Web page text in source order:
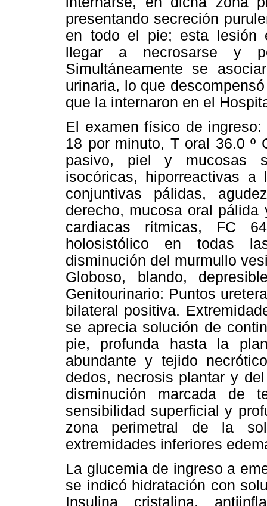
presentando secreción
en todo el pie; esta lesión
llegar a necrosarse y
Simultáneamente se
urinaria, lo que
que la internaron en el
El examen físico de
18 por minuto, T oral 36.0 º
pasivo, piel y mucosas
isocóricas, hiporreactivas
conjuntivas pálidas,
derecho, mucosa oral
cardiacas rítmicas, FC
holosistólico en todas
disminución del murmullo
Globoso, blando,
Genitourinario: Puntos
bilateral positiva.
se aprecia solución de
pie, profunda hasta la
abundante y tejido
dedos, necrosis plantar y
disminución marcada de
sensibilidad superficial y
zona perimetral de la
extremidades inferiores
La glucemia de ingreso a
se indicó hidratación con
Insulina cristalina,